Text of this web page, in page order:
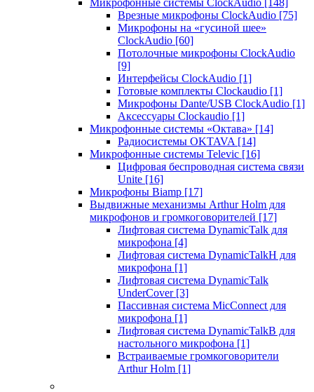
Микрофонные системы ClockAudio [148]
Врезные микрофоны ClockAudio [75]
Микрофоны на «гусиной шее»
ClockAudio [60]
Потолочные микрофоны ClockAudio
[9]
Интерфейсы ClockAudio [1]
Готовые комплекты Clockaudio [1]
Микрофоны Dante/USB ClockAudio [1]
Аксессуары Clockaudio [1]
Микрофонные системы «Октава» [14]
Радиосистемы OKTAVA [14]
Микрофонные системы Televic [16]
Цифровая беспроводная система связи
Unite [16]
Микрофоны Biamp [17]
Выдвижные механизмы Arthur Holm для
микрофонов и громкоговорителей [17]
Лифтовая система DynamicTalk для
микрофона [4]
Лифтовая система DynamicTalkH для
микрофона [1]
Лифтовая система DynamicTalk
UnderCover [3]
Пассивная система MicConnect для
микрофона [1]
Лифтовая система DynamicTalkB для
настольного микрофона [1]
Встраиваемые громкоговорители
Arthur Holm [1]